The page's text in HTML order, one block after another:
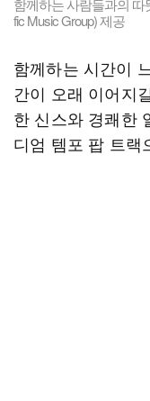
함께하는 사람들과의 따
fic Music Group) 제공
함께하는 시간이
간이 오래 이어지
한 신스와 경쾌한
디엄 템포 팝 트랙